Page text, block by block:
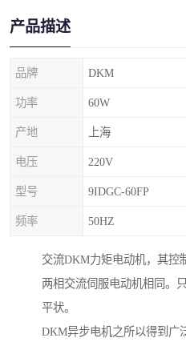
产品描述
品牌 DKM
功率 60W
产地 上海
电压 220V
型号 9IDGC-60FP
频率 50HZ
交流DKM力矩电动机，其控
两相交流伺服电动机相同。
平状。
DKM异步电机之所以得到广